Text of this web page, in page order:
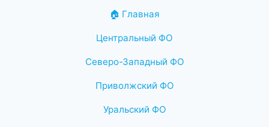
🏠 Главная
Центральный ФО
Северо-Западный ФО
Приволжский ФО
Уральский ФО